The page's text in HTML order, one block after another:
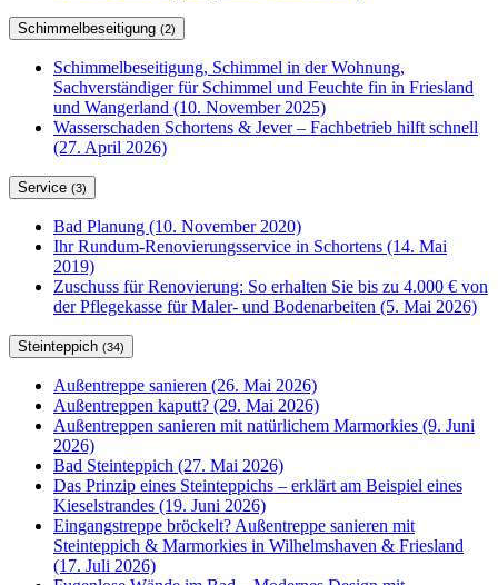
Schimmelbeseitigung (2)
Schimmelbeseitigung, Schimmel in der Wohnung,
Sachverständiger für Schimmel und Feuchte fin in Friesland
und Wangerland (10. November 2025)
Wasserschaden Schortens & Jever – Fachbetrieb hilft schnell
(27. April 2026)
Service (3)
Bad Planung (10. November 2020)
Ihr Rundum-Renovierungsservice in Schortens (14. Mai
2019)
Zuschuss für Renovierung: So erhalten Sie bis zu 4.000 € von
der Pflegekasse für Maler- und Bodenarbeiten (5. Mai 2026)
Steinteppich (34)
Außentreppe sanieren (26. Mai 2026)
Außentreppen kaputt? (29. Mai 2026)
Außentreppen sanieren mit natürlichem Marmorkies (9. Juni
2026)
Bad Steinteppich (27. Mai 2026)
Das Prinzip eines Steinteppichs – erklärt am Beispiel eines
Kieselstrandes (19. Juni 2026)
Eingangstreppe bröckelt? Außentreppe sanieren mit
Steinteppich & Marmorkies in Wilhelmshaven & Friesland
(17. Juli 2026)